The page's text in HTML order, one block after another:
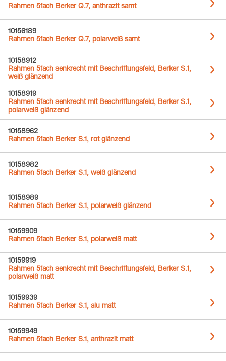
Rahmen 5fach Berker Q.7, anthrazit samt
10156189
Rahmen 5fach Berker Q.7, polarweiß samt
10158912
Rahmen 5fach senkrecht mit Beschriftungsfeld, Berker S.1,
weiß glänzend
10158919
Rahmen 5fach senkrecht mit Beschriftungsfeld, Berker S.1,
polarweiß glänzend
10158962
Rahmen 5fach Berker S.1, rot glänzend
10158982
Rahmen 5fach Berker S.1, weiß glänzend
10158989
Rahmen 5fach Berker S.1, polarweiß glänzend
10159909
Rahmen 5fach Berker S.1, polarweiß matt
10159919
Rahmen 5fach senkrecht mit Beschriftungsfeld, Berker S.1,
polarweiß matt
10159939
Rahmen 5fach Berker S.1, alu matt
10159949
Rahmen 5fach Berker S.1, anthrazit matt